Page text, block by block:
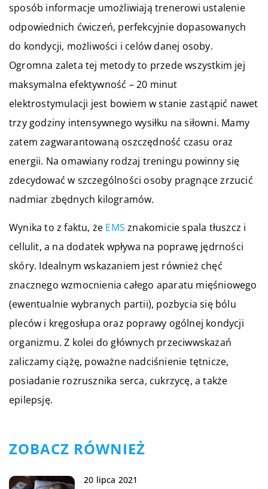
sposób informacje umożliwiają trenerowi ustalenie
odpowiednich ćwiczeń, perfekcyjnie dopasowanych
do kondycji, możliwości i celów danej osoby.
Ogromna zaleta tej metody to przede wszystkim jej
maksymalna efektywność – 20 minut
elektrostymulacji jest bowiem w stanie zastąpić nawet
trzy godziny intensywnego wysiłku na siłowni. Mamy
zatem zagwarantowaną oszczędność czasu oraz
energii. Na omawiany rodzaj treningu powinny się
zdecydować w szczególności osoby pragnące zrzucić
nadmiar zbędnych kilogramów.
Wynika to z faktu, że EMS znakomicie spala tłuszcz i
cellulit, a na dodatek wpływa na poprawę jędrności
skóry. Idealnym wskazaniem jest również chęć
znacznego wzmocnienia całego aparatu mięśniowego
(ewentualnie wybranych partii), pozbycia się bólu
pleców i kręgosłupa oraz poprawy ogólnej kondycji
organizmu. Z kolei do głównych przeciwwskazań
zaliczamy ciążę, poważne nadciśnienie tętnicze,
posiadanie rozrusznika serca, cukrzycę, a także
epilepsję.
ZOBACZ RÓWNIEŻ
20 lipca 2021